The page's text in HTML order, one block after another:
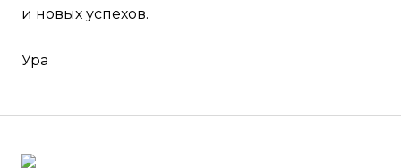
и новых успехов.
Ура